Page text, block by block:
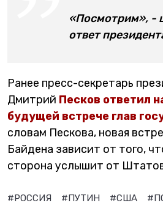
«Посмотрим», -
ответ
Ранее пресс-секретарь
Дмитрий Песков ответил
будущей встрече глав
словам Пескова, новая
Байдена зависит от того,
сторона услышит от
#РОССИЯ #ПУТИН #США